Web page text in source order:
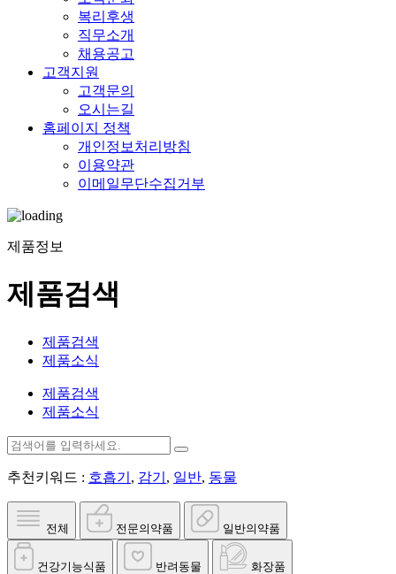
복리후생
직무소개
채용공고
고객지원
고객문의
오시는길
홈페이지 정책
개인정보처리방침
이용약관
이메일무단수집거부
제품정보
제품검색
제품검색
제품소식
제품검색
제품소식
추천키워드 : 호흡기 , 감기 , 일반, 동물
전체 전문의약품 일반의약품
건강기능식품 반려동물 화장품